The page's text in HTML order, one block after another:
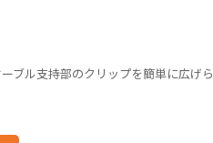
ブル支持部のクリップを簡単に広げら